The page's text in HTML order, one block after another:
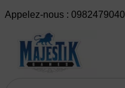
Appelez-nous : 0982479040